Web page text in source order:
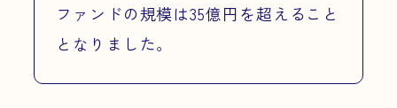
ファンドの規模は35億円を超えること
となりました。